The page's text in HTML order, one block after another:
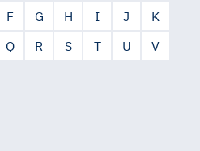
F G H I J
K
Q R S T U
V